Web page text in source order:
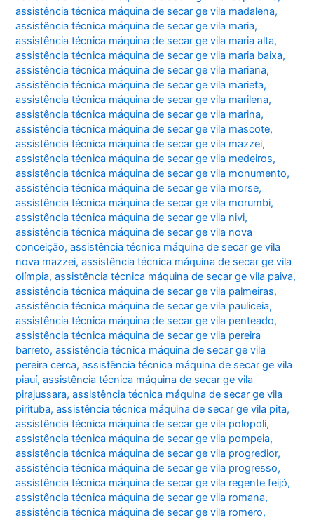
assistência técnica máquina de secar ge vila madalena,
assistência técnica máquina de secar ge vila maria,
assistência técnica máquina de secar ge vila maria alta,
assistência técnica máquina de secar ge vila maria baixa,
assistência técnica máquina de secar ge vila mariana,
assistência técnica máquina de secar ge vila marieta,
assistência técnica máquina de secar ge vila marilena,
assistência técnica máquina de secar ge vila marina,
assistência técnica máquina de secar ge vila mascote,
assistência técnica máquina de secar ge vila mazzei,
assistência técnica máquina de secar ge vila medeiros,
assistência técnica máquina de secar ge vila monumento,
assistência técnica máquina de secar ge vila morse,
assistência técnica máquina de secar ge vila morumbi,
assistência técnica máquina de secar ge vila nivi,
assistência técnica máquina de secar ge vila nova
conceição,assistência técnica máquina de secar ge vila
nova mazzei,assistência técnica máquina de secar ge vila
olímpia,assistência técnica máquina de secar ge vila paiva,
assistência técnica máquina de secar ge vila palmeiras,
assistência técnica máquina de secar ge vila pauliceia,
assistência técnica máquina de secar ge vila penteado,
assistência técnica máquina de secar ge vila pereira
barreto,assistência técnica máquina de secar ge vila
pereira cerca,assistência técnica máquina de secar ge vila
piauí,assistência técnica máquina de secar ge vila
pirajussara,assistência técnica máquina de secar ge vila
pirituba,assistência técnica máquina de secar ge vila pita,
assistência técnica máquina de secar ge vila polopoli,
assistência técnica máquina de secar ge vila pompeia,
assistência técnica máquina de secar ge vila progredior,
assistência técnica máquina de secar ge vila progresso,
assistência técnica máquina de secar ge vila regente feijó,
assistência técnica máquina de secar ge vila romana,
assistência técnica máquina de secar ge vila romero,